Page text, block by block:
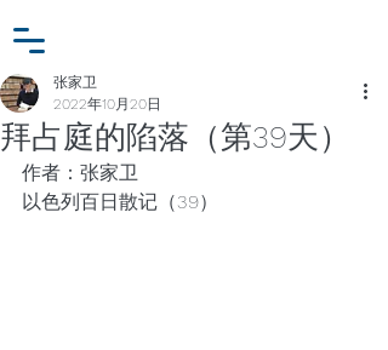
拜占庭的陷落（第39天）
张家卫
2022年10月20日
作者：张家卫
以色列百日散记（39）